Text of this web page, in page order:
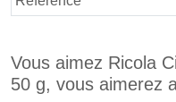
Vous aimez Ricola
50 g, vous aimerez